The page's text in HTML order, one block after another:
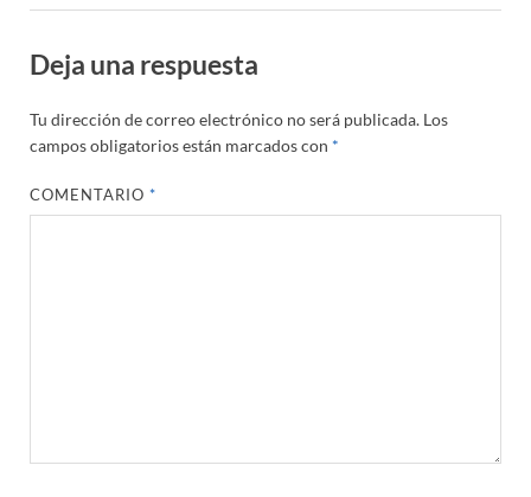
Deja una respuesta
Tu dirección de correo electrónico no será publicada. Los
campos obligatorios están marcados con *
COMENTARIO*